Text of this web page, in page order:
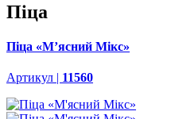
Піца
Піца «М’ясний Мікс»
Артикул | 11560